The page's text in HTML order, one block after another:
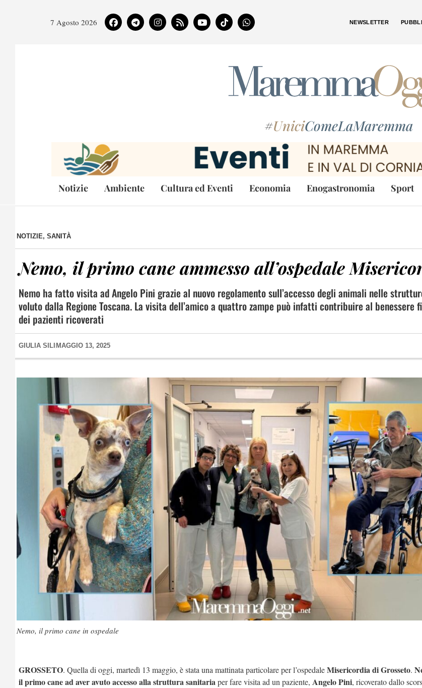
7 Agosto 2026 NEWSLETTER
#UniciComeLaMaremma
Notizie Ambiente Cultura ed Eventi Economia Enogastronomia Sport
NOTIZIE, SANITÀ
Nemo, il primo cane ammesso all’ospedale
Nemo ha fatto visita ad Angelo Pini grazie al nuovo regolamento sull’accesso degli animali nelle
voluto dalla Regione Toscana. La visita dell’amico a quattro zampe può infatti contribuire al benessere
dei pazienti ricoverati
GIULIA SILI MAGGIO 13, 2025
Nemo, il primo cane in ospedale
GROSSETO. Quella di oggi, martedì 13 maggio, è stata una mattinata particolare per l’ospedaleMisericordia di Grosseto.
il primo canead aver avuto accesso alla struttura sanitariaper fare visita ad un paziente, Angelo Pini, ricoverato dallo